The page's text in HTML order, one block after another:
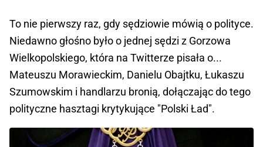
To nie pierwszy raz, gdy sędziowie mówią o polityce.
Niedawno głośno było o jednej sędzi z Gorzowa
Wielkopolskiego, która na Twitterze pisała o...
Mateuszu Morawieckim, Danielu Obajtku, Łukaszu
Szumowskim i handlarzu bronią, dołączając do tego
polityczne hasztagi krytykujące "Polski Ład".